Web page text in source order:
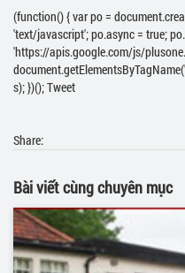
(function() { var po =
'text/javascript'; po.async = true;
'https://apis.google.com/js/
s); })(); Tweet
Share:
Bài viết cùng chuyên mục